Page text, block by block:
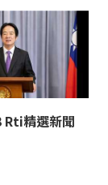
Rti精選新聞